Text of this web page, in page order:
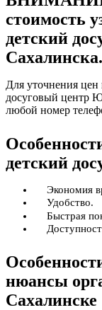
стоимость
детский
Сахалинска.
Для уточнения цен
досуговый центр
любой номер
детский
Экономия
Удобство.
Быстрая
нюансы
Сахалинске